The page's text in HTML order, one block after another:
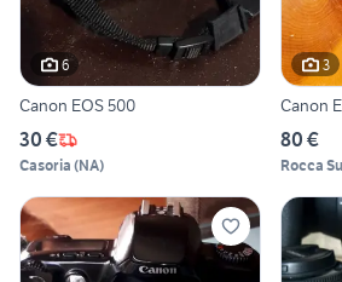
6
Canon EOS 500
30 €
Casoria (NA)
3
Canon
80 €
Rocca